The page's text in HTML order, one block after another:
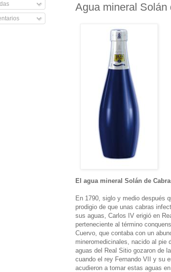
Agua mineral Solán
El agua mineral Solán de
En 1790, siglo y medio después
prodigio de que unas cabras
sus aguas, Carlos IV erigió en
perteneciente al término
Cuervo, que contaba con un
mineromedicinales, nacido al pie
aguas del Real Sitio gozaron de
cuando el rey Fernando VII y su
acudieron a tomar estas aguas